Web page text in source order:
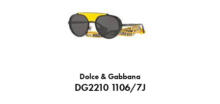
Dolce & Gabbana
DG2210 1106/7J